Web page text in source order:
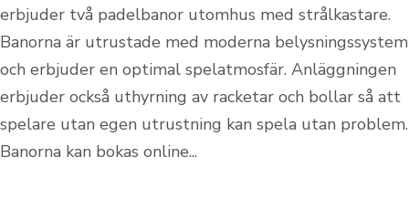
erbjuder två padelbanor utomhus med strålkastare.
Banorna är utrustade med moderna belysningssystem
och erbjuder en optimal spelatmosfär. Anläggningen
erbjuder också uthyrning av racketar och bollar så att
spelare utan egen utrustning kan spela utan problem.
Banorna kan bokas online...